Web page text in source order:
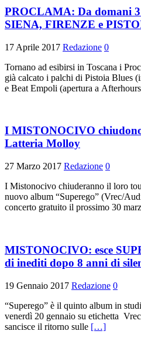
PROCLAMA: Da domani 3
SIENA, FIRENZE e
17 Aprile 2017 Redazione 0
Tornano ad esibirsi in Toscana i
già calcato i palchi di Pistoia Blues
e Beat Empoli (apertura a
I MISTONOCIVO
Latteria Molloy
27 Marzo 2017 Redazione 0
I Mistonocivo chiuderanno il loro
nuovo album “Superego” (Vrec/
concerto gratuito il prossimo 30
MISTONOCIVO: esce
di inediti dopo 8 anni di
19 Gennaio 2017 Redazione 0
“Superego” è il quinto album in
venerdì 20 gennaio su etichetta
sancisce il ritorno sulle […]